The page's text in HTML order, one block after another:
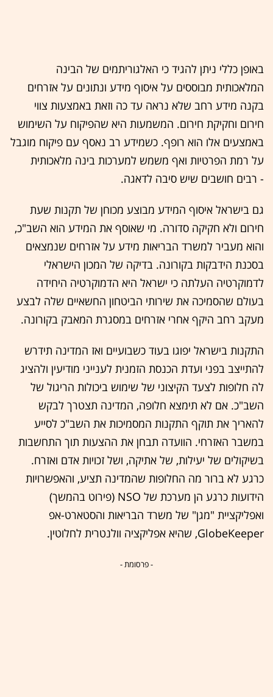
באופן כללי ניתן להגיד כי האלגוריתמים של הבינה
המלאכותית מבוססים על איסוף מידע ונתונים על אזרחים
בקנה מידע רחב שלא נראה עד כה וזאת באמצעות צווי
חירום וחקיקת חירום. המשמעות היא שהפיקוח על השימוש
באמצעים אלו הוא רופף. כשמידע רב נאסף עם פיקוח מוגבל
על רמת הפרטיות ואף משמש למערכות בינה מלאכותית
- רבים חושבים שיש סיבה לדאגה.
גם בישראל איסוף המידע מבוצע מכוחן של תקנות שעת
חירום ולא חקיקה סדורה. מי שאוסף את המידע הוא השב"כ,
והוא מעביר למשרד הבריאות מידע על אזרחים שנמצאים
בסכנת הידבקות בקורונה. בדיקה של המכון הישראלי
לדמוקרטיה העלתה כי ישראל היא הדמוקרטיה היחידה
בעולם שהסמיכה את שירותי הביטחון החשאיים שלה לבצע
מעקב רחב היקף אחרי אזרחים במסגרת המאבק בקורונה.
התקנות בישראל יפוגו בעוד כשבועיים ואז המדינה תידרש
להתייצב בפני ועדת הכנסת הזמנית לענייני מודיעין ולהציג
לה חלופות לצעד הקיצוני של שימוש ביכולות הריגול של
השב"כ. אם לא תימצא חלופה, המדינה תצטרך לבקש
להאריך את תוקף התקנות המסמיכות את השב"כ לסייע
במשבר האזרחי. הוועדה תבחן את ההצעות תוך התחשבות
בשיקולים של יעילות, של אתיקה, ושל זכויות אדם ואזרח.
כרגע לא ברור מה החלופות שהמדינה תציע, והאפשרויות
הידועות כרגע הן מערכת של NSO (פירוט בהמשך)
ואפליקציית "מגן" של משרד הבריאות והסטארט-אפ
GlobeKeeper, שהיא אפליקציה וולנטרית לחלוטין.
- פרסומת -